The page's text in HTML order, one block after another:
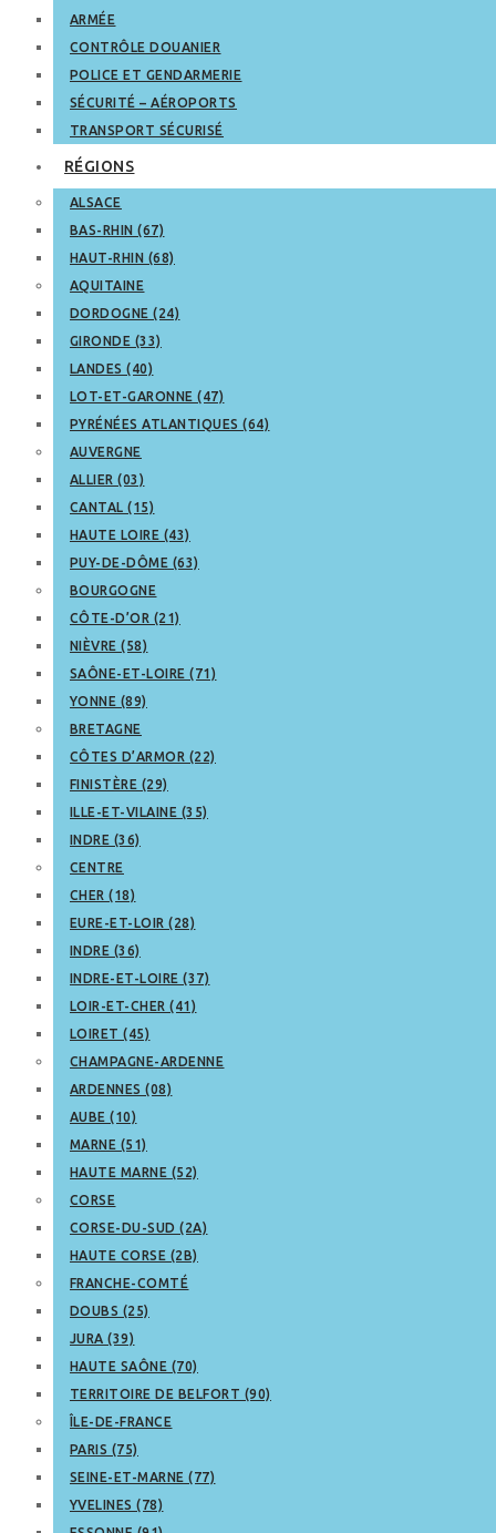
ARMÉE
CONTRÔLE DOUANIER
POLICE ET GENDARMERIE
SÉCURITÉ – AÉROPORTS
TRANSPORT SÉCURISÉ
RÉGIONS
ALSACE
BAS-RHIN (67)
HAUT-RHIN (68)
AQUITAINE
DORDOGNE (24)
GIRONDE (33)
LANDES (40)
LOT-ET-GARONNE (47)
PYRÉNÉES ATLANTIQUES (64)
AUVERGNE
ALLIER (03)
CANTAL (15)
HAUTE LOIRE (43)
PUY-DE-DÔME (63)
BOURGOGNE
CÔTE-D’OR (21)
NIÈVRE (58)
SAÔNE-ET-LOIRE (71)
YONNE (89)
BRETAGNE
CÔTES D’ARMOR (22)
FINISTÈRE (29)
ILLE-ET-VILAINE (35)
INDRE (36)
CENTRE
CHER (18)
EURE-ET-LOIR (28)
INDRE (36)
INDRE-ET-LOIRE (37)
LOIR-ET-CHER (41)
LOIRET (45)
CHAMPAGNE-ARDENNE
ARDENNES (08)
AUBE (10)
MARNE (51)
HAUTE MARNE (52)
CORSE
CORSE-DU-SUD (2A)
HAUTE CORSE (2B)
FRANCHE-COMTÉ
DOUBS (25)
JURA (39)
HAUTE SAÔNE (70)
TERRITOIRE DE BELFORT (90)
ÎLE-DE-FRANCE
PARIS (75)
SEINE-ET-MARNE (77)
YVELINES (78)